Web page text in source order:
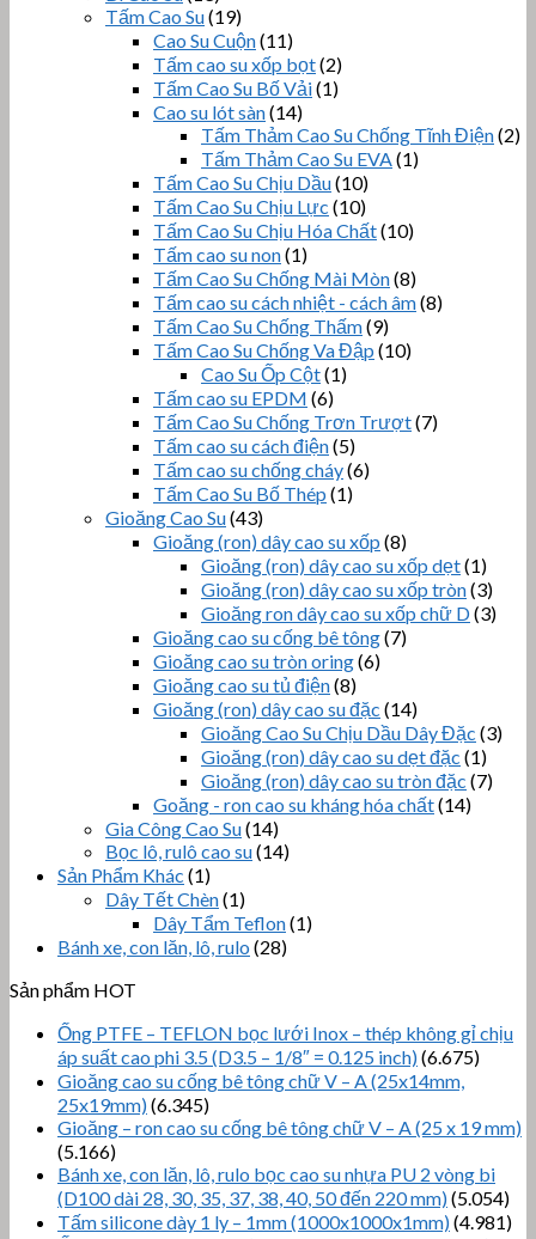
Tấm Cao Su(19)
Cao Su Cuộn(11)
Tấm cao su xốp bọt(2)
Tấm Cao Su Bố Vải(1)
Cao su lót sàn(14)
Tấm Thảm Cao Su Chống Tĩnh Điện(2)
Tấm Thảm Cao Su EVA(1)
Tấm Cao Su Chịu Dầu(10)
Tấm Cao Su Chịu Lực (10)
Tấm Cao Su Chịu Hóa Chất(10)
Tấm cao su non(1)
Tấm Cao Su Chống Mài Mòn(8)
Tấm cao su cách nhiệt - cách âm(8)
Tấm Cao Su Chống Thấm(9)
Tấm Cao Su Chống Va Đập (10)
Cao Su Ốp Cột(1)
Tấm cao su EPDM (6)
Tấm Cao Su Chống Trơn Trượt(7)
Tấm cao su cách điện(5)
Tấm cao su chống cháy(6)
Tấm Cao Su Bố Thép (1)
Gioăng Cao Su(43)
Gioăng (ron) dây cao su xốp (8)
Gioăng (ron) dây cao su xốp dẹt(1)
Gioăng (ron) dây cao su xốp tròn(3)
Gioăng ron dây cao su xốp chữ D(3)
Gioăng cao su cống bê tông(7)
Gioăng cao su tròn oring(6)
Gioăng cao su tủ điện(8)
Gioăng (ron) dây cao su đặc (14)
Gioăng Cao Su Chịu Dầu Dây Đặc (3)
Gioăng (ron) dây cao su dẹt đặc (1)
Gioăng (ron) dây cao su tròn đặc (7)
Goăng - ron cao su kháng hóa chất(14)
Gia Công Cao Su(14)
Bọc lô, rulô cao su(14)
Sản Phẩm Khác (1)
Dây Tết Chèn(1)
Dây Tẩm Teflon(1)
Bánh xe, con lăn, lô, rulo (28)
Sản phẩm HOT
Ống PTFE – TEFLON bọc lưới Inox – thép không gỉ chịu
áp suất cao phi 3.5 (D3.5 – 1/8″ = 0.125 inch)(6.675)
Gioăng cao su cống bê tông chữ V – A (25x14mm,
25x19mm)(6.345)
Gioăng – ron cao su cống bê tông chữ V – A (25 x 19 mm)
(5.166)
Bánh xe, con lăn, lô, rulo bọc cao su nhựa PU 2 vòng bi
(D100 dài 28, 30, 35, 37, 38, 40, 50 đến 220 mm)(5.054)
Tấm silicone dày 1 ly – 1mm (1000x1000x1mm)(4.981)